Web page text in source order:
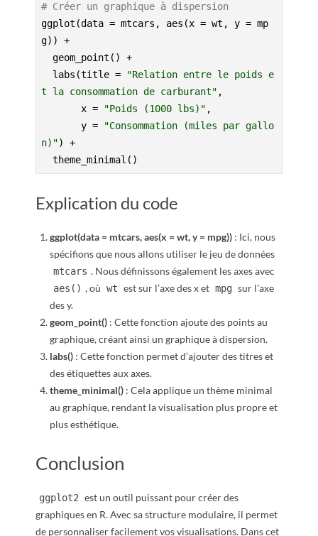
# Créer un graphique à dispersion
ggplot(data = mtcars, aes(x = wt, y = mp
g)) +
  labs(title =
"Relation entre le poids e
t la consommation de carburant" ,
       x =
"Poids (1000 lbs)" ,
       y =
"Consommation (miles par gallo
n)") +
  theme_minimal()
Explication du code
ggplot(data = mtcars, aes(x = wt, y = mpg)) : Ici, nous
spécifions que nous allons utiliser le jeu de données
mtcars . Nous définissons également les axes avec
aes() , où wt est sur l’axe des x et mpg sur l’axe
des y.
geom_point() : Cette fonction ajoute des points au
graphique, créant ainsi un graphique à dispersion.
labs() : Cette fonction permet d’ajouter des titres et
des étiquettes aux axes.
theme_minimal() : Cela applique un thème minimal
au graphique, rendant la visualisation plus propre et
plus esthétique.
Conclusion
ggplot2 est un outil puissant pour créer des
graphiques en R. Avec sa structure modulaire, il permet
de personnaliser facilement vos visualisations. Dans cet